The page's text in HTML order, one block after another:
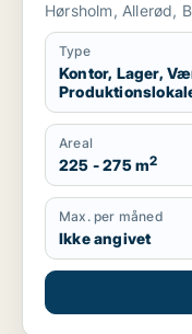
Hørsholm, Allerød,
Type
Kontor, Lager,
Areal
225 - 275 m2
Max. per måned
Ikke angivet